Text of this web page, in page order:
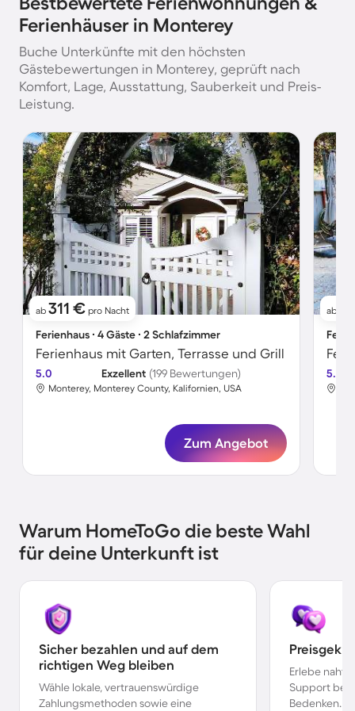
Ferienhäuser in Monterey
Buche Unterkünfte mit den höchsten
Gästebewertungen in Monterey, geprüft nach
Komfort, Lage, Ausstattung, Sauberkeit und Preis-
Leistung.
ab 311 € pro Nacht
Ferienhaus ∙ 4 Gäste ∙ 2 Schlafzimmer
Ferienhaus mit Garten, Terrasse und Grill
5.0 Exzellent (199 Bewertungen)
Monterey, Monterey County, Kalifornien, USA
Zum Angebot
ab
5.0
Warum HomeToGo die beste Wahl
für deine Unterkunft ist
Sicher bezahlen und auf dem
richtigen Weg bleiben
Wähle lokale, vertrauenswürdige
Zahlungsmethoden sowie eine
Erlebe
Support bei
Bedenken.